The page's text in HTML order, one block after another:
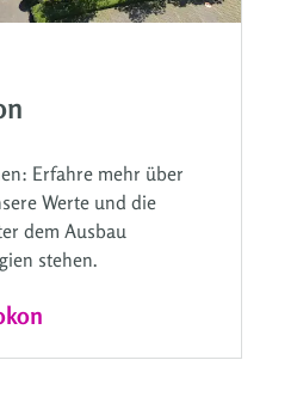
Erfahre mehr über
Werte und die
dem Ausbau
stehen.